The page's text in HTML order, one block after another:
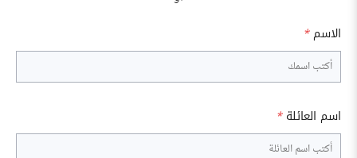
الاسم *
اسم العائلة *